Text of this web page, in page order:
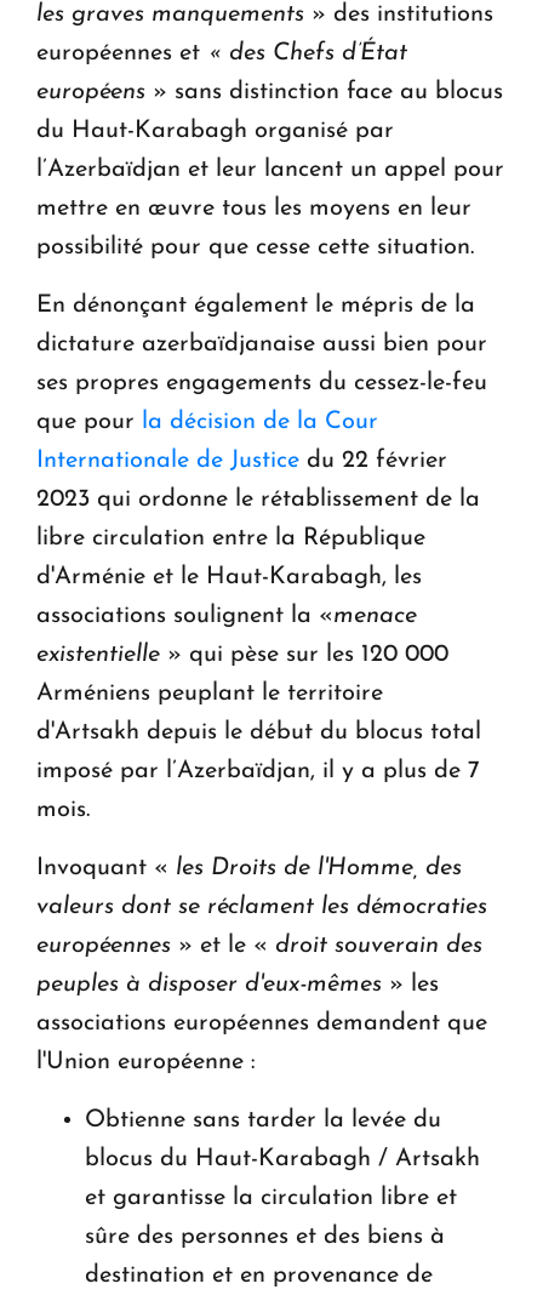
les graves manquements » des institutions
européennes et « des Chefs d’État
européens » sans distinction face au blocus
du Haut-Karabagh organisé par
l’Azerbaïdjan et leur lancent un appel pour
mettre en œuvre tous les moyens en leur
possibilité pour que cesse cette situation.
En dénonçant également le mépris de la
dictature azerbaïdjanaise aussi bien pour
ses propres engagements du cessez-le-feu
que pour
la décision de la Cour
Internationale de Justice du 22 février
2023 qui ordonne le rétablissement de la
libre circulation entre la République
d'Arménie et le Haut-Karabagh, les
associations soulignent la «menace
existentielle » qui pèse sur les 120 000
Arméniens peuplant le territoire
d'Artsakh depuis le début du blocus total
imposé par l’Azerbaïdjan, il y a plus de 7
mois.
Invoquant « les Droits de l'Homme, des
valeurs dont se réclament les démocraties
européennes » et le « droit souverain des
peuples à disposer d'eux-mêmes » les
associations européennes demandent que
l'Union européenne :
Obtienne sans tarder la levée du
blocus du Haut-Karabagh / Artsakh
et garantisse la circulation libre et
sûre des personnes et des biens à
destination et en provenance de